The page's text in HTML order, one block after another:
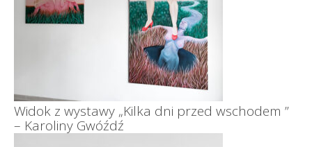
Widok z wystawy „Kilka dni przed wschodem ”
– Karoliny Gwóźdź